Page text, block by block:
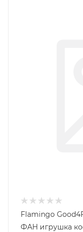
Flamingo
ФАН игрушка